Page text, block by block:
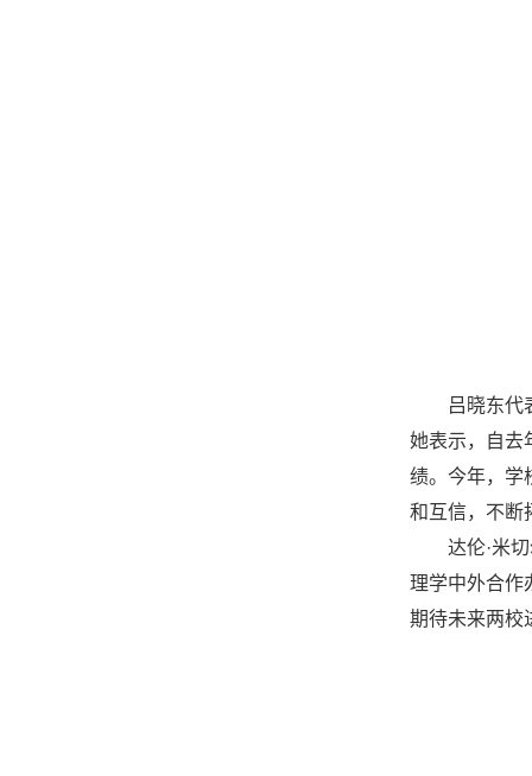
吕晓东代
她表示，自去
绩。今年，学
和互信，不断
达伦·米
理学中外合作
期待未来两校